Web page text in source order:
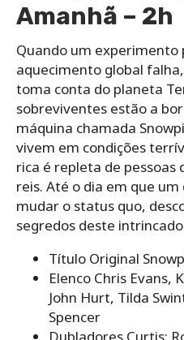
Amanhã – 2h
Quando um experimento
aquecimento global
toma conta do planeta
sobreviventes estão a
máquina chamada
vivem em condições
rica é repleta de
reis. Até o dia em que
mudar o status quo,
segredos deste
Título Original
Elenco Chris Evans,
John Hurt, Tilda
Spencer
Dubladores Curtis: